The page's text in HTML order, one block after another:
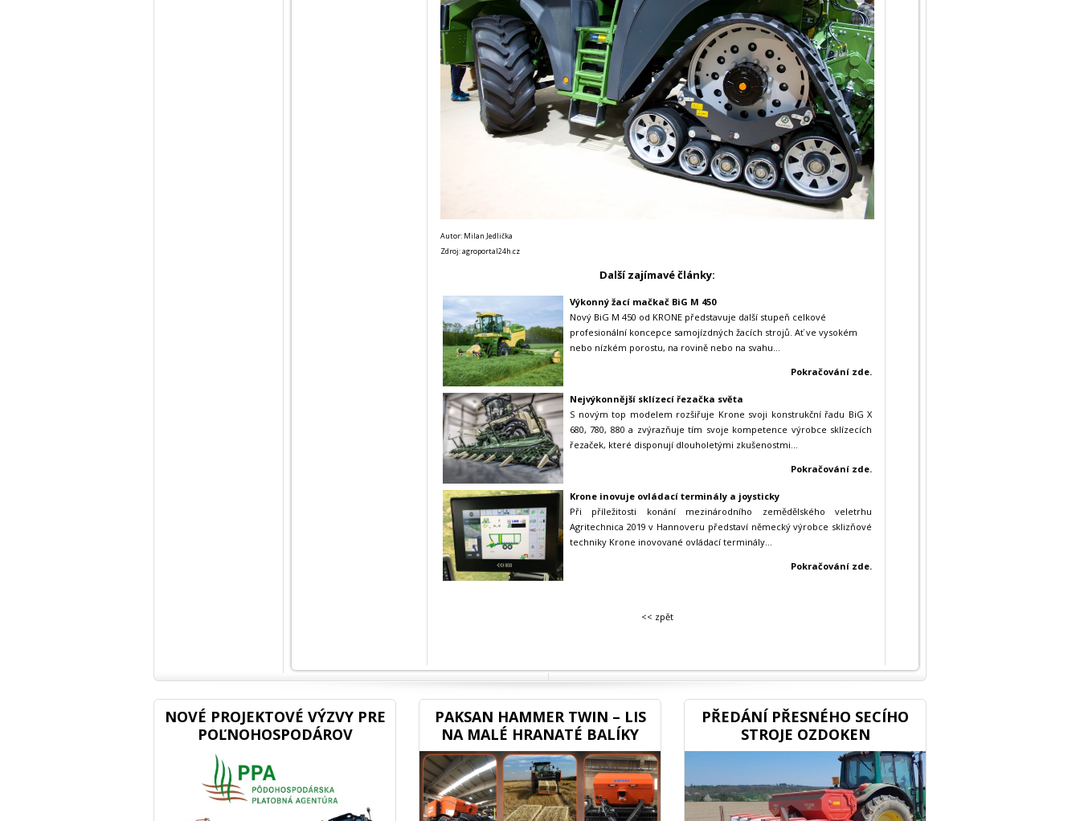
Autor: Milan Jedlička
Zdroj: agroportal24h.cz
Další zajímavé články:
Výkonný žací mačkač BiG M 450
Nový BiG M 450 od KRONE představuje další stupeň celkové
profesionální koncepce samojízdných žacích strojů. Ať ve vysokém
nebo nízkém porostu, na rovině nebo na svahu...
Pokračování zde.
Nejvýkonnější sklízecí řezačka světa
S novým top modelem rozšiřuje Krone svoji konstrukční řadu BiG X
680, 780, 880 a zvýrazňuje tím svoje kompetence výrobce sklízecích
řezaček, které disponují dlouholetými zkušenostmi...
Pokračování zde.
Krone inovuje ovládací terminály a joysticky
Při příležitosti konání mezinárodního zemědělského veletrhu
Agritechnica 2019 v Hannoveru představí německý výrobce sklizňové
techniky Krone inovované ovládací terminály...
Pokračování zde.
<< zpět
NOVÉ PROJEKTOVÉ VÝZVY PRE
POĽNOHOSPODÁROV
PAKSAN HAMMER TWIN – LIS
NA MALÉ HRANATÉ BALÍKY
PŘEDÁNÍ PŘESNÉHO SECÍHO
STROJE OZDOKEN